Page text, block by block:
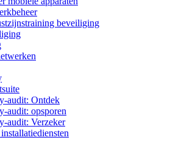
beveiliging
audit: Ontdek
audit: opsporen
audit: Verzeker